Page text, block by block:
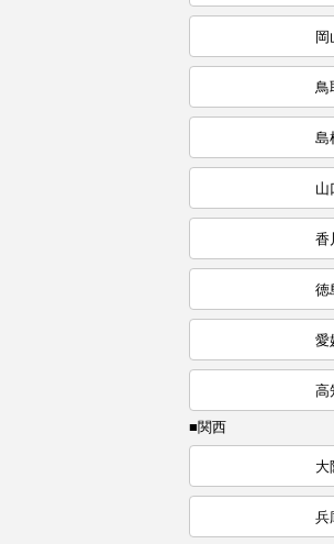
岡
鳥
島
山
香
徳
愛
高
■関西
大
兵